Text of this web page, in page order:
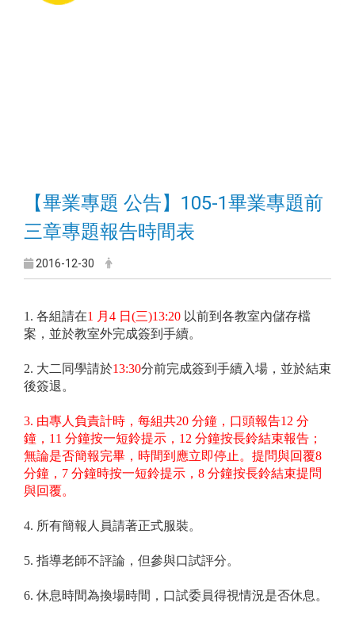
【畢業專題 公告】105-1畢業專題前
三章專題報告時間表
2016-12-30
1. 各組請在1 月4 日(三)13:20 以前到各教室內儲存檔
案，並於教室外完成簽到手續。
2. 大二同學請於13:30分前完成簽到手續入場，並於結束
後簽退。
3. 由專人負責計時，每組共20 分鐘，口頭報告12 分
鐘，11 分鐘按一短鈴提示，12 分鐘按長鈴結束報告；
無論是否簡報完畢，時間到應立即停止。提問與回覆8
分鐘，7 分鐘時按一短鈴提示，8 分鐘按長鈴結束提問
與回覆。
4. 所有簡報人員請著正式服裝。
5. 指導老師不評論，但參與口試評分。
6. 休息時間為換場時間，口試委員得視情況是否休息。